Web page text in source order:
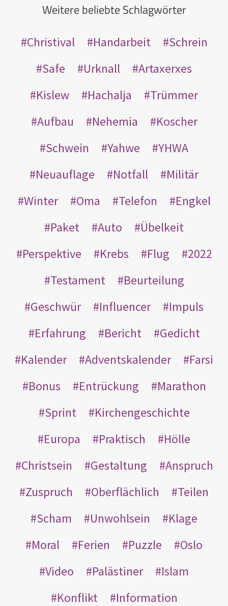
Weitere beliebte Schlagwörter
Christival Handarbeit
Schrein
Safe
Urknall
Artaxerxes
Kislew
Hachalja
Trümmer
Aufbau
Nehemia
Koscher
Schwein
Yahwe
YHWA
Neuauflage
Notfall
Militär
Winter
Oma Telefon
Engkel
Paket
Auto
Übelkeit
Perspektive
Krebs Flug
2022
Testament
Beurteilung
Geschwür
Influencer
Impuls
Erfahrung
Bericht
Gedicht
Kalender
Adventskalender
Farsi
Bonus
Entrückung
Marathon
Sprint
Kirchengeschichte
Europa
Praktisch
Hölle
Christsein
Gestaltung
Anspruch
Zuspruch
Oberflächlich
Teilen
Scham
Unwohlsein
Klage
Moral
Ferien Puzzle
Oslo
Video
Palästiner
Islam
Konflikt
Information